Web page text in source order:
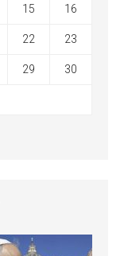
15 16
22 23
29 30